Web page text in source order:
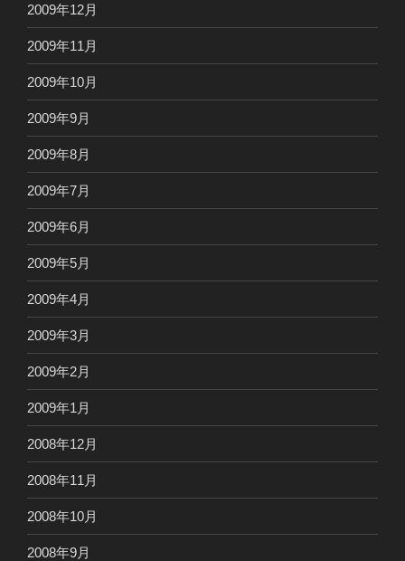
2009年12月
2009年11月
2009年10月
2009年9月
2009年8月
2009年7月
2009年6月
2009年5月
2009年4月
2009年3月
2009年2月
2009年1月
2008年12月
2008年11月
2008年10月
2008年9月